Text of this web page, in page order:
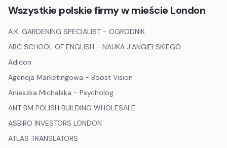
Wszystkie polskie firmy w mieście London
A.K. GARDENING SPECIALIST - OGRODNIK
ABC SCHOOL OF ENGLISH - NAUKA J.ANGIELSKIEGO
Adicon
Agencja Marketingowa - Boost Vision
Anieszka Michalska - Psycholog
ANT BM POLISH BUILDING WHOLESALE
ASBIRO INVESTORS LONDON
ATLAS TRANSLATORS